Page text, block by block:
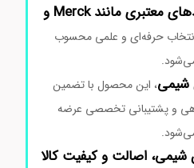
تحقیقاتی واقعی از برندهای معتبری مانند Merck و
حرفه‌ای و علمی محسوب
، این محصول با تضمین
و پشتیبانی تخصصی عرضه
اصالت و کیفیت کالا